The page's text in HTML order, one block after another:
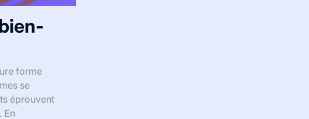
forme
se
éprouvent
En